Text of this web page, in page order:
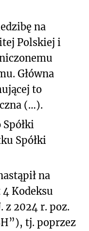
na
Polskiej i
Główna
to
(…).
Spółki
na
Kodeksu
z 2024 r. poz.
tj. poprzez